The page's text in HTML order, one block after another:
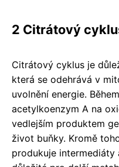
2 Citrátový
Citrátový cyklus je
která se odehrává v
uvolnění energie.
acetylkoenzym A na
vedlejším produktem
život buňky. Kromě
produkuje intermediáty